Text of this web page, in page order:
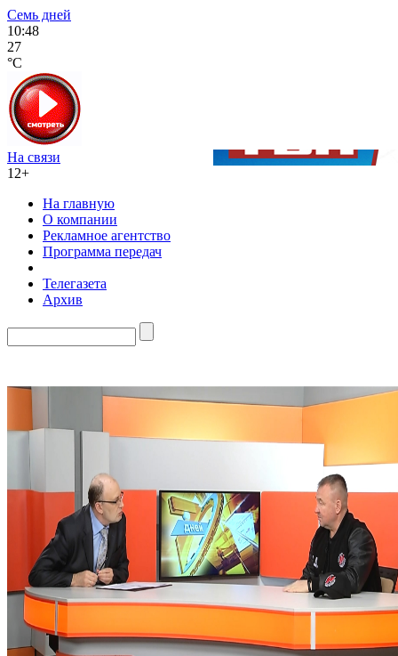
Семь дней
10:48
27
°C
На связи
12+
На главную
О компании
Рекламное агентство
Программа передач
Телегазета
Архив